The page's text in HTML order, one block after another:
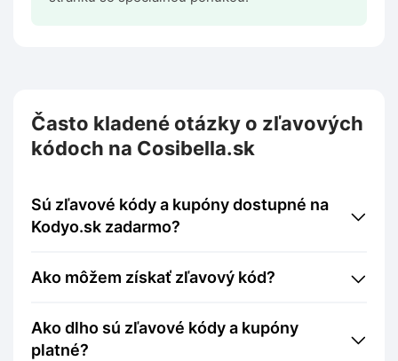
Často kladené otázky o zľavových
kódoch na Cosibella.sk
Sú zľavové kódy a kupóny dostupné na
Kodyo.sk zadarmo?
Ako môžem získať zľavový kód?
Ako dlho sú zľavové kódy a kupóny
platné?